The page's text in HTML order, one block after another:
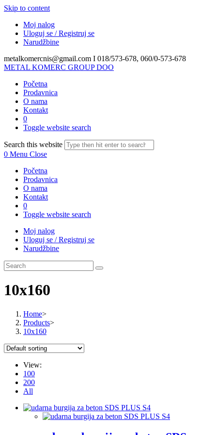
Skip to content
Moj nalog
Uloguj se / Registruj se
Narudžbine
metalkomercnis@gmail.com I 018/573-678, 060/0-573-678
METAL KOMERC GROUP DOO
Početna
Prodavnica
O nama
Kontakt
0
Toggle website search
Search this website
0 Menu Close
Početna
Prodavnica
O nama
Kontakt
0
Toggle website search
Moj nalog
Uloguj se / Registruj se
Narudžbine
10x160
Home>
Products>
10x160
View:
100
200
All